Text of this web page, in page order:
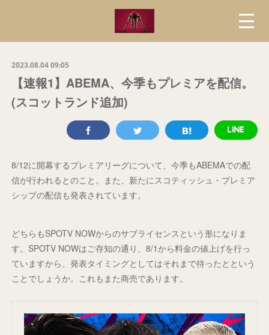
2023.08.04 09:05
【速報1】ABEMA、今季もプレミアを配信。
(スコットランド追加)
8/12に開幕するプレミアリーグについて、今季もABEMAでの配
信が行われるとのこと。また、新たにスコティッシュ・プレミア
シップの配信も発表されています。
どちらもSPOTV NOWからのサブライセンスという形になりま
す。SPOTV NOWはご存知の通り、8/1から料金の値上げを行っ
ていますから、発表タイミングとしてはそれまで待ったとという
ことでしょうか。これもまた商売であります。